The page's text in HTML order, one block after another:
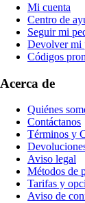
Mi cuenta
Centro de
Seguir mi
Devolver mi
Códigos
Acerca de
Quiénes
Contáctanos
Términos y
Aviso legal
Métodos de
Tarifas y
Aviso de